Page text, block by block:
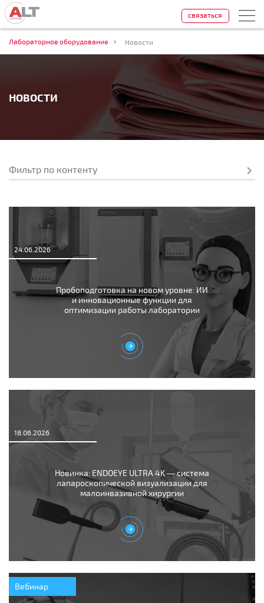
Лабораторное оборудование Новости
НОВОСТИ
связаться
24.06.2026
Пробоподготовка на новом уровне: ИИ
и инновационные функции для
оптимизации работы лаборатории
18.06.2026
Новинка: ENDOEYE ULTRA 4K — система
лапароскопической визуализации для
малоинвазивной хирургии
Вебинар